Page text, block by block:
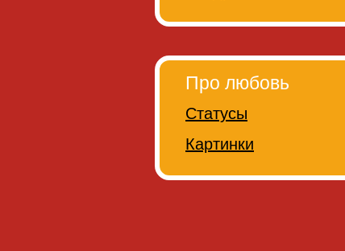
Про любовь
Статусы
Картинки